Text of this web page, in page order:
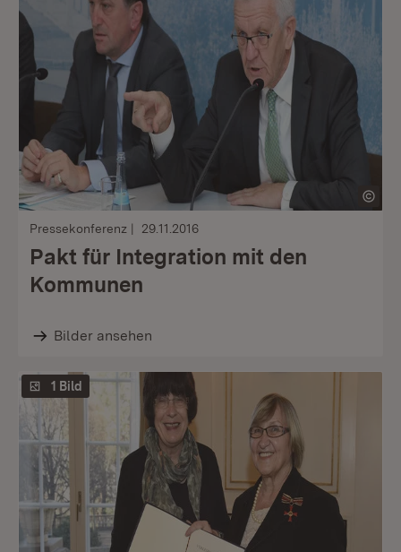
Pressekonferenz 29.11.2016
Pakt für Integration mit den
Kommunen
Bilder ansehen
1 Bild